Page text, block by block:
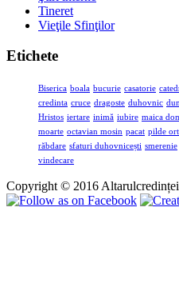
Tineret
Vieţile Sfinţilor
Etichete
Biserica boala bucurie casatorie
credinta cruce dragoste duhovnic
Hristos iertare inimă iubire maica
moarte octavian mosin pacat pilde
răbdare sfaturi duhovnicești smerenie
vindecare
Copyright © 2016